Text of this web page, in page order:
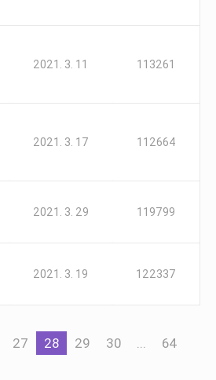
2021. 3. 11 113261
2021. 3. 17 112664
2021. 3. 29 119799
2021. 3. 19 122337
27 28 29 30 ... 64